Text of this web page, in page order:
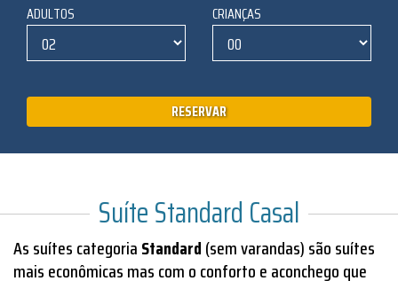
ADULTOS CRIANÇAS
RESERVAR
Suíte Standard Casal
As suítes categoriaStandard(sem varandas) são suítes
mais econômicas mas com o conforto e aconchego que